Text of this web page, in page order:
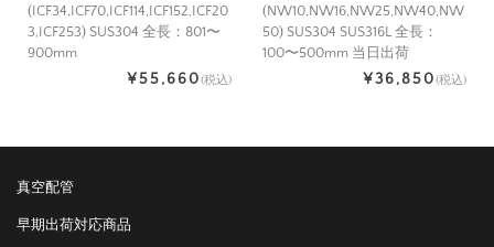
(ICF34,ICF70,ICF114,ICF152,ICF20
3,ICF253) SUS304 全長：801〜
900mm
¥55,660(税込)
(NW10,NW16,NW25,NW40,NW
50) SUS304 SUS316L 全長：
100〜500mm 当日出荷
¥36,850(税込)
真空配管
早期出荷対応商品